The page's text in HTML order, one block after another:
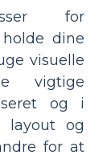
for
dine
visuelle
vigtige
og i
layout og
for at